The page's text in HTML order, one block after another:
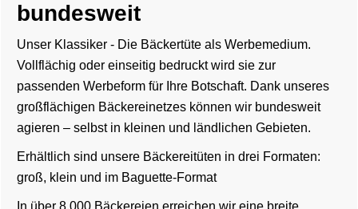
bundesweit
Unser Klassiker - Die Bäckertüte als Werbemedium.
Vollflächig oder einseitig bedruckt wird sie zur
passenden Werbeform für Ihre Botschaft. Dank unseres
großflächigen Bäckereinetzes können wir bundesweit
agieren – selbst in kleinen und ländlichen Gebieten.
Erhältlich sind unsere Bäckereitüten in drei Formaten:
groß, klein und im Baguette-Format
In über 8.000 Bäckereien erreichen wir eine breite